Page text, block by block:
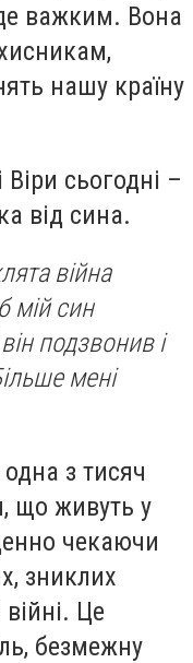
важким. Вона
нашу країну
сьогодні –
від сина.
війна
мій син
подзвонив і
мені
одна з тисяч
що живуть у
чекаючи
зниклих
Це
безмежну